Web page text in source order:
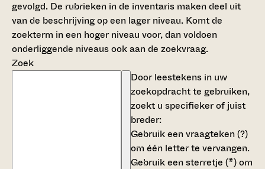
gevolgd. De rubrieken in de inventaris maken deel uit
van de beschrijving op een lager niveau. Komt de
zoekterm in een hoger niveau voor, dan voldoen
onderliggende niveaus ook aan de zoekvraag.
Zoek
Door leestekens in uw
zoekopdracht te gebruiken,
zoekt u specifieker of juist
breder:
Gebruik eenvraagteken (?)
om één letter te vervangen.
Gebruik eensterretje (*)om